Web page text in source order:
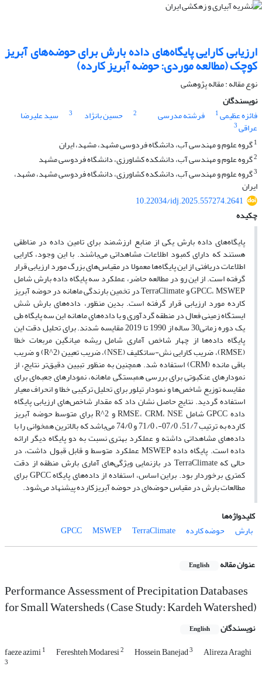
ارزیابی کارایی پایگاه‌های داده بارش برای حوضه‌های آبریز
کوچک (مطالعه موردی: حوضه آبریز کارده)
نوع مقاله : مقاله پژوهشی
نویسندگان
فائزه عظیمی1 فرشته مدرسی 2 حسین بانژاد 3 سید علیرضا
عراقی3
1گروه علوم و مهندسی آب، دانشگاه فردوسی مشهد، مشهد، ایران
2گروه علوم و مهندسی آب، دانشکده کشاورزی، دانشگاه فردوسی مشهد
3گروه علوم و مهندسی آب، دانشکده کشاورزی، دانشگاه فردوسی مشهد، مشهد،
ایران
10.22034/idj.2025.557274.2641
چکیده
پایگاه‌های داده بارش یکی از منابع ارزشمند برای تامین داده در مناطقی
هستند که دارای کمبود اطلاعات مشاهداتی می‌باشند. با این وجود، کارایی
اطلاعات دریافتی از این پایگاه‌ها معمولا در مقیاس‌های بزرگ مورد ارزیابی قرار
گرفته است. از این رو در مطالعه حاضر، عملکرد سه پایگاه داده بارش شامل
GPCC، MSWEP و TerraClimate در تخمین بارندگی ماهانه در حوضه آبریز
کارده مورد ارزیابی قرار گرفته است. بدین منظور، داده‌های بارش شش
ایستگاه زمینی فعال در منطقه گردآوری و با داده‌های ماهانه این سه پایگاه طی
یک دوره زمانی30 ساله از 1990 تا 2019 مقایسه شدند. برای تحلیل دقت این
پایگاه داده‌ها از چهار شاخص آماری شامل ریشه میانگین مربعات خطا
(RMSE)، ضریب کارایی نش-ساتکلیف (NSE)، ضریب تعیین (R^2) و ضریب
باقی مانده (CRM) استفاده شد. همچنین به منظور تبیین دقیق‌تر نتایج، از
نمودارهای عنکبوتی برای بررسی همبستگی ماهانه، نمودارهای جعبه‌ای برای
مقایسه توزیع شاخص‌ها و نمودار تیلور برای تحلیل ترکیبی خطا و انحراف معیار
استفاده گردید. نتایج حاصل نشان داد که مقدار شاخص‌های ارزیابی پایگاه
داده GPCC شامل RMSE، CRM، NSE و R^2 برای متوسط حوضه آبریز
کارده به ترتیب 51/7، 07/0-، 71/0 و 74/0 می‌باشد که بالاترین همخوانی را با
داده‌های مشاهداتی داشته و عملکرد بهتری نسبت به دو پایگاه دیگر ارائه
داده است. پایگاه داده MSWEP عملکرد متوسط و قابل قبول داشت، در
حالی که TerraClimate در بازنمایی ویژگی‌های آماری بارش منطقه از دقت
کمتری برخوردار بود. براین اساس، استفاده از داده‌های پایگاه GPCC برای
مطالعات بارش در مقیاس حوضه‌ای در حوضه آبریزکارده پیشنهاد می‌شود.
کلیدواژه‌ها
بارش
حوضه کارده GPCC MSWEP TerraClimate
عنوان مقاله English
Performance Assessment of Precipitation Databases
for Small Watersheds (Case Study: Kardeh Watershed)
نویسندگان English
faeze azimi1 Fereshteh Modaresi2 Hossein, Banejad3 Alireza Araghi
3